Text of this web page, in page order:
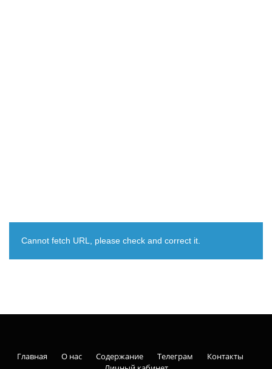
Cannot fetch URL, please check and correct it.
Главная О нас Содержание Телеграм
Контакты